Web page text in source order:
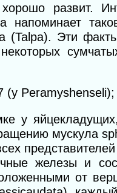
развит.
напоминает
Эти
(у
у
мускула
железы и
от